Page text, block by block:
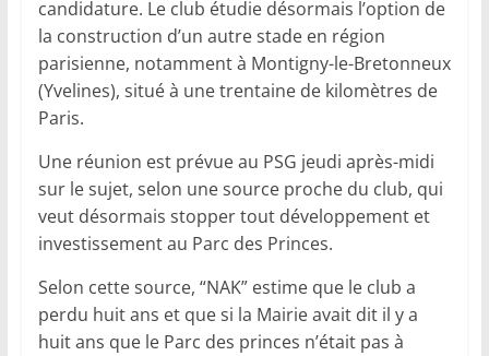
candidature. Le club étudie désormais l’option de
la construction d’un autre stade en région
parisienne, notamment à Montigny-le-Bretonneux
(Yvelines), situé à une trentaine de kilomètres de
Paris.
Une réunion est prévue au PSG jeudi après-midi
sur le sujet, selon une source proche du club, qui
veut désormais stopper tout développement et
investissement au Parc des Princes.
Selon cette source, “NAK” estime que le club a
perdu huit ans et que si la Mairie avait dit il y a
huit ans que le Parc des princes n’était pas à